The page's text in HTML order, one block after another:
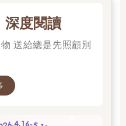
深度閱讀
送給總是先照顧別